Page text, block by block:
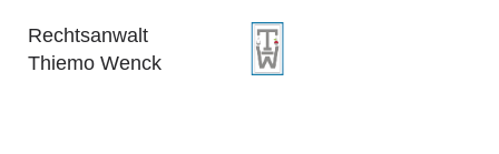
Rechtsanwalt
Thiemo Wenck